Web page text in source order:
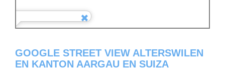
GOOGLE STREET VIEW ALTERSWILEN
EN KANTON AARGAU EN SUIZA